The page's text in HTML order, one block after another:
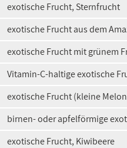
exotische Frucht, Sternfrucht
exotische Frucht aus dem
exotische Frucht mit grünem
Vitamin-C-haltige exotische
exotische Frucht (kleine
birnen- oder apfelförmige
exotische Frucht, Kiwibeere